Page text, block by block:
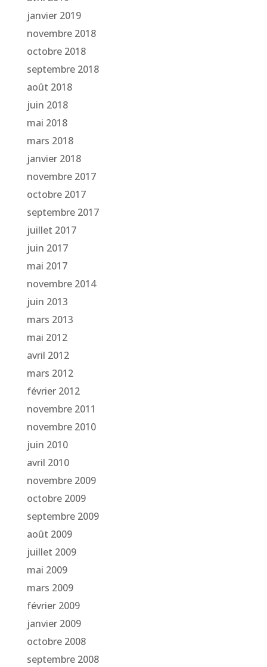
janvier 2019
novembre 2018
octobre 2018
septembre 2018
août 2018
juin 2018
mai 2018
mars 2018
janvier 2018
novembre 2017
octobre 2017
septembre 2017
juillet 2017
juin 2017
mai 2017
novembre 2014
juin 2013
mars 2013
mai 2012
avril 2012
mars 2012
février 2012
novembre 2011
novembre 2010
juin 2010
avril 2010
novembre 2009
octobre 2009
septembre 2009
août 2009
juillet 2009
mai 2009
mars 2009
février 2009
janvier 2009
octobre 2008
septembre 2008